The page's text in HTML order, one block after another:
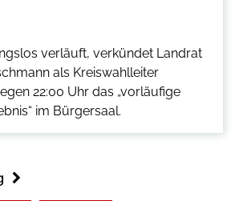
verläuft, verkündet Landrat
als Kreiswahlleiter
22:00 Uhr das „vorläufige
im Bürgersaal.